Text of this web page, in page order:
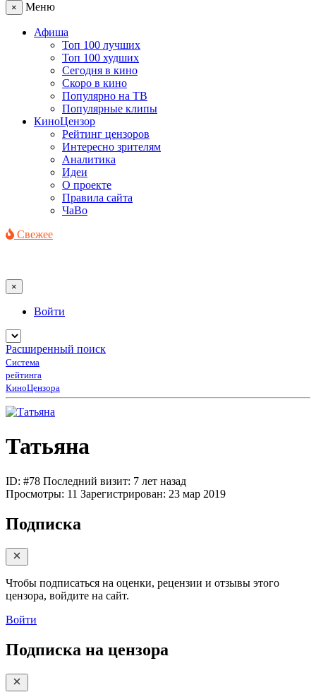
× Меню
Афиша
Топ 100 лучших
Топ 100 худших
Сегодня в кино
Скоро в кино
Популярно на ТВ
Популярные клипы
КиноЦензор
Рейтинг цензоров
Интересно зрителям
Аналитика
Идеи
О проекте
Правила сайта
ЧаВо
Свежее
×
Войти
Расширенный поиск
Система
рейтинга
КиноЦензора
Татьяна
ID: #78 Последний визит: 7 лет назад
Просмотры: 11 Зарегистрирован: 23 мар 2019
Подписка
Чтобы подписаться на оценки, рецензии и отзывы этого
цензора, войдите на сайт.
Войти
Подписка на цензора